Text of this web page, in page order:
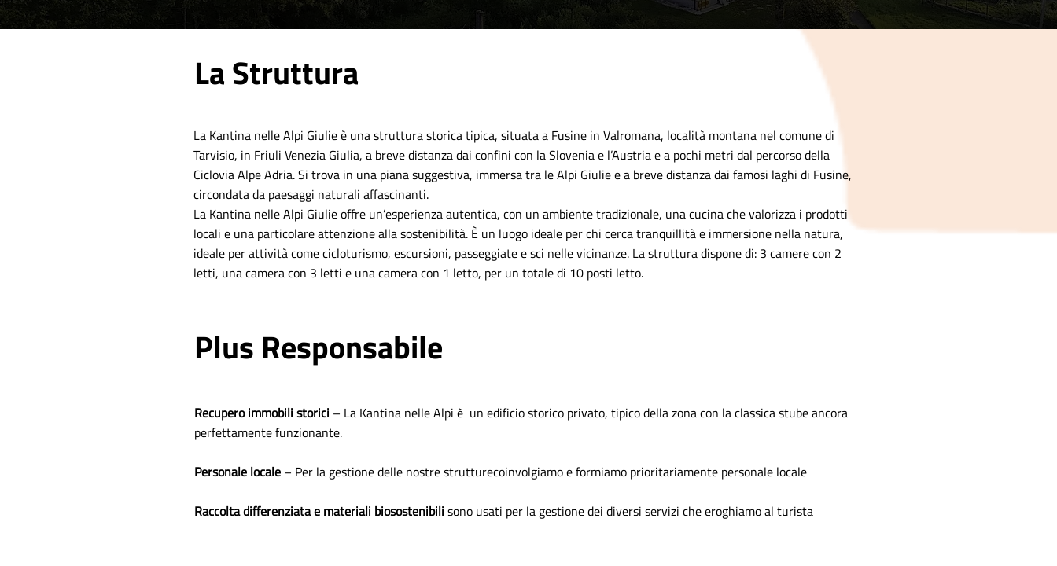
La Struttura
La Kantina nelle Alpi Giulie è una struttura storica tipica, situata a Fusine in Valromana, località montana nel comune di
Tarvisio, in Friuli Venezia Giulia, a breve distanza dai confini con la Slovenia e l’Austria e a pochi metri dal percorso della
Ciclovia Alpe Adria. Si trova in una piana suggestiva, immersa tra le Alpi Giulie e a breve distanza dai famosi laghi di Fusine,
circondata da paesaggi naturali affascinanti.
La Kantina nelle Alpi Giulie offre un’esperienza autentica, con un ambiente tradizionale, una cucina che valorizza i prodotti
locali e una particolare attenzione alla sostenibilità. È un luogo ideale per chi cerca tranquillità e immersione nella natura,
ideale per attività come cicloturismo, escursioni, passeggiate e sci nelle vicinanze. La struttura dispone di: 3 camere con 2
letti, una camera con 3 letti e una camera con 1 letto, per un totale di 10 posti letto.
Plus Responsabile
Recupero immobili storici – La Kantina nelle Alpi è un edificio storico privato, tipico della zona con la classica stube ancora
perfettamente funzionante.
Personale locale – Per la gestione delle nostre strutturecoinvolgiamo e formiamo prioritariamente personale locale
Raccolta differenziata e materiali biosostenibili sono usati per la gestione dei diversi servizi che eroghiamo al turista